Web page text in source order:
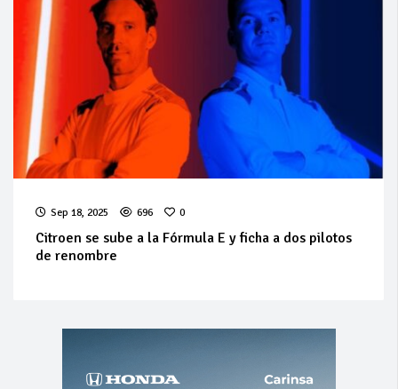
Sep 18, 2025 696 0
Citroen se sube a la Fórmula E y ficha a dos pilotos
de renombre